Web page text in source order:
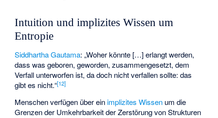
Intuition und implizites Wissen um
Entropie
Siddhartha Gautama: „Woher könnte […] erlangt werden,
dass was geboren, geworden, zusammengesetzt, dem
Verfall unterworfen ist, da doch nicht verfallen sollte: das
gibt es nicht.“[12]
Menschen verfügen über ein implizites Wissen um die
Grenzen der Umkehrbarkeit der Zerstörung von Strukturen